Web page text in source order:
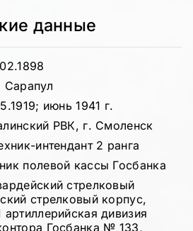
данные
Сарапул
июнь 1941 г.
РВК, г. Смоленск
интендант 2 ранга
полевой кассы Госбанка
стрелковый
стрелковый корпус,
дивизия
Госбанка № 133,